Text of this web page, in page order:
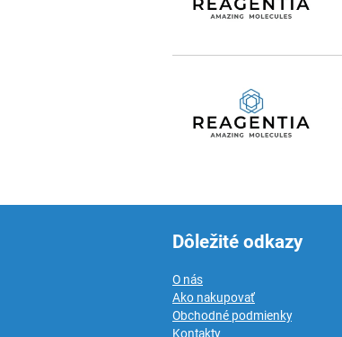
Dôležité odkazy
O nás
Ako nakupovať
Obchodné podmienky
Kontakty